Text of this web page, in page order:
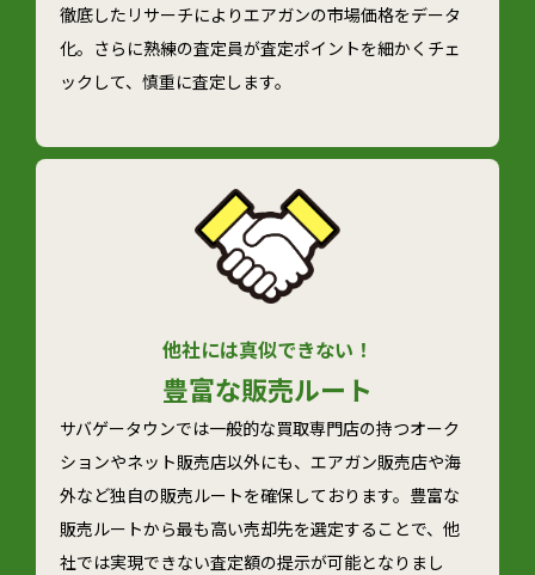
徹底したリサーチによりエアガンの市場価格をデータ
化。さらに熟練の査定員が査定ポイントを細かくチェ
ックして、慎重に査定します。
他社には真似できない！
豊富な販売ルート
サバゲータウンでは一般的な買取専門店の持つオーク
ションやネット販売店以外にも、エアガン販売店や海
外など独自の販売ルートを確保しております。豊富な
販売ルートから最も高い売却先を選定することで、他
社では実現できない査定額の提示が可能となりまし